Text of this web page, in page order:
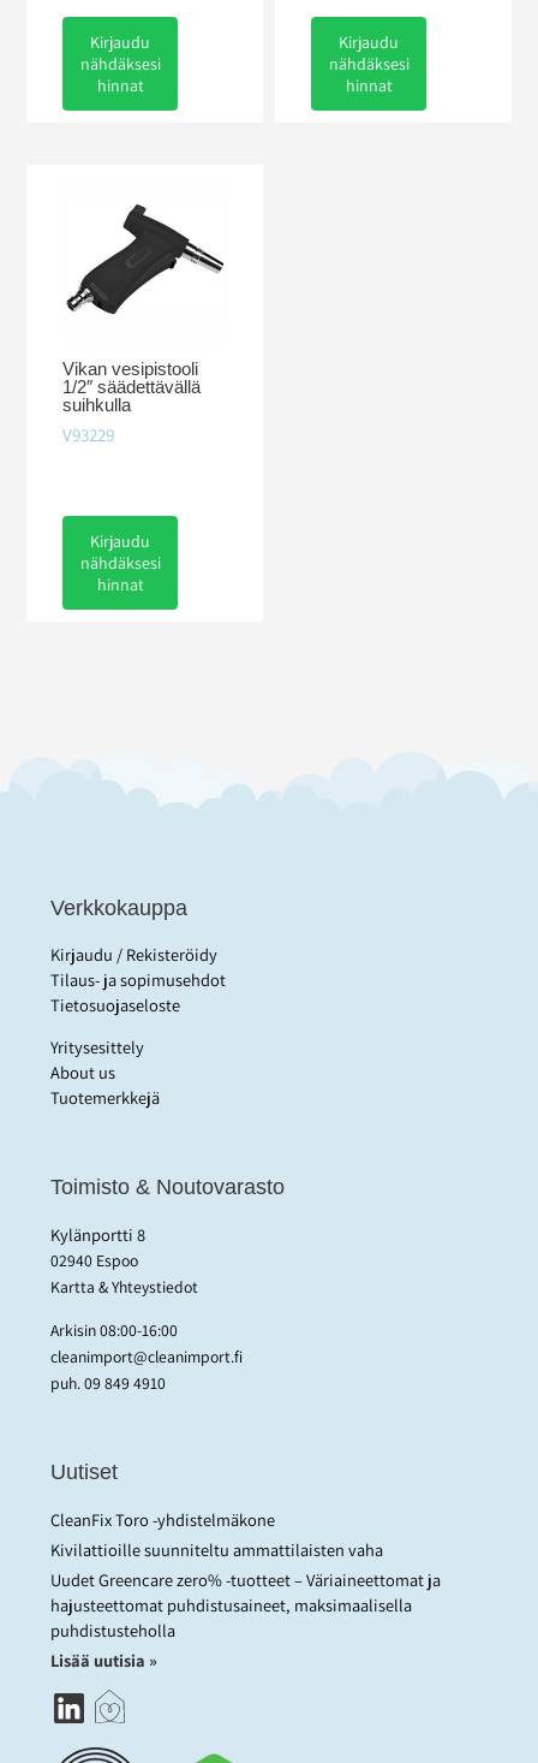
Kirjaudu
nähdäksesi
hinnat
Kirjaudu
nähdäksesi
hinnat
Vikan vesipistooli
1/2″ säädettävällä
suihkulla
V93229
Kirjaudu
nähdäksesi
hinnat
Verkkokauppa
Kirjaudu / Rekisteröidy
Tilaus- ja sopimusehdot
Tietosuojaseloste
Yritysesittely
About us
Tuotemerkkejä
Toimisto & Noutovarasto
Kylänportti 8
02940 Espoo
Kartta & Yhteystiedot
Arkisin 08:00-16:00
cleanimport@cleanimport.fi
puh.09 849 4910
Uutiset
CleanFix Toro -yhdistelmäkone
Kivilattioille suunniteltu ammattilaisten vaha
Uudet Greencare zero% -tuotteet – Väriaineettomat ja
hajusteettomat puhdistusaineet, maksimaalisella
puhdistusteholla
Lisää uutisia »